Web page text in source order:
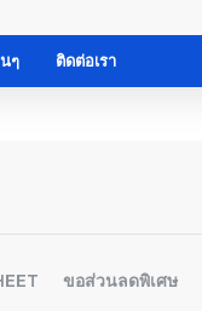
ๆ ติดต่อเรา
ขอส่วนลดพิเศษ